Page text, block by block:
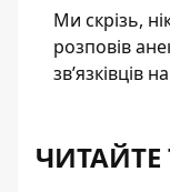
Ми скрізь,
розповів
зв’язківців